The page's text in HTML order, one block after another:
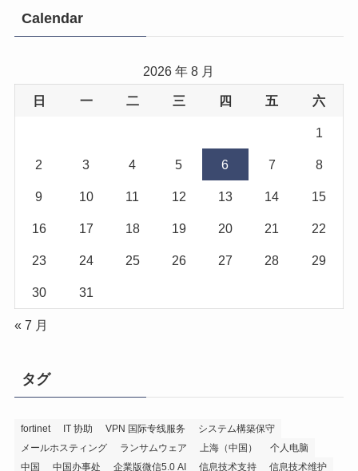
Calendar
2026 年 8 月
日 一 二 三 四 五 六
1
2 3 4 5 6 7 8
9 10 11 12 13 14 15
16 17 18 19 20 21 22
23 24 25 26 27 28 29
30 31
« 7 月
タグ
fortinet IT 协助 VPN 国际专线服务
システム構築保守
メールホスティング
ランサムウェア 上海（中国）
个人电脑
中国
中国办事处 企業版微信5.0 AI 信息技术支持 信息技术维护